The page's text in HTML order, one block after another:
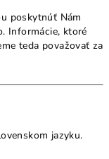
poskytnúť Nám
Informácie, ktoré
teda považovať za
jazyku.